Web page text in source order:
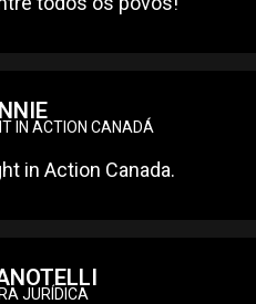
IN ACTION CANADÁ
in Action Canada.
JURÍDICA